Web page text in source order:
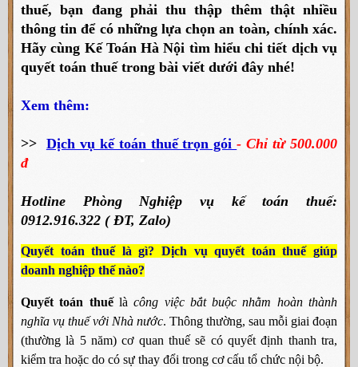
thuế, bạn đang phải thu thập thêm thật nhiều
thông tin để có những lựa chọn an toàn, chính xác.
Hãy cùng Kế Toán Hà Nội tìm hiểu chi tiết dịch vụ
quyết toán thuế trong bài viết dưới đây nhé!
Xem thêm:
>> Dịch vụ kế toán thuế trọn gói- Chỉ từ 500.000
đ
Hotline Phòng Nghiệp vụ kế toán thuế:
0912.916.322 ( ĐT, Zalo)
Quyết toán thuế là gì? Dịch vụ quyết toán thuế giúp
doanh nghiệp thế nào?
Quyết toán thuếlàcông việc bắt buộc nhằm hoàn thành
nghĩa vụ thuế với Nhà nước. Thông thường, sau mỗi giai đoạn
(thường là 5 năm) cơ quan thuế sẽ có quyết định thanh tra,
kiểm tra hoặc do có sự thay đổi trong cơ cấu tổ chức nội bộ.